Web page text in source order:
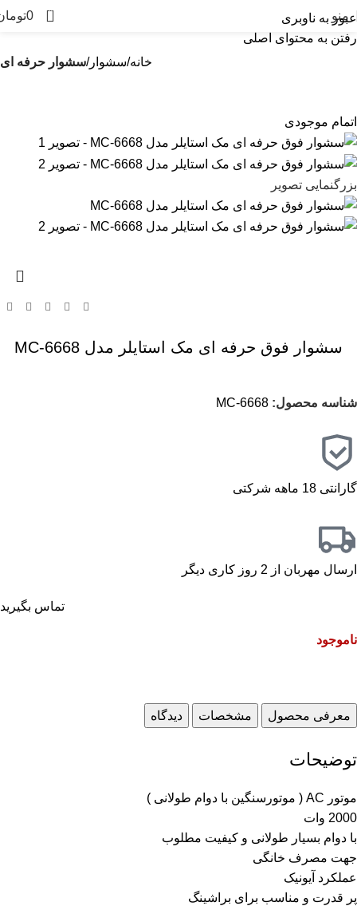
عبور به ناوبری
رفتن به محتوای اصلی
منو 0
0
خانه سشوار سشوار حرفه ای
اتمام موجودی
بزرگنمایی تصویر
سشوار فوق حرفه ای مک استایلر مدل MC-6668
شناسه محصول: MC-6668
گارانتی 18 ماهه شرکتی
ارسال مهربان از 2 روز کاری دیگر
تماس بگیرید
ناموجود
معرفی محصول مشخصات دیدگاه
توضیحات
موتور AC ( موتورسنگین با دوام طولانی )
2000 وات
با دوام بسیار طولانی و کیفیت مطلوب
جهت مصرف خانگی
عملکرد آیونیک
پر قدرت و مناسب برای براشینگ